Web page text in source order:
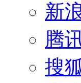
新
腾
搜